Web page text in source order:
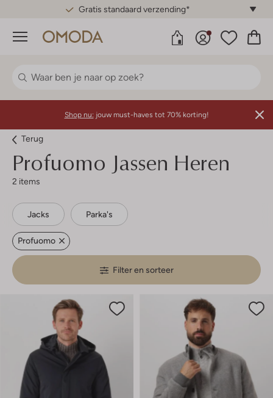
Gratis standaard verzending*
Menu
Shop nu: jouw must-haves tot 70% korting!
Terug
Profuomo Jassen Heren
2 items
Jacks Parka's
Profuomo
Filter en sorteer